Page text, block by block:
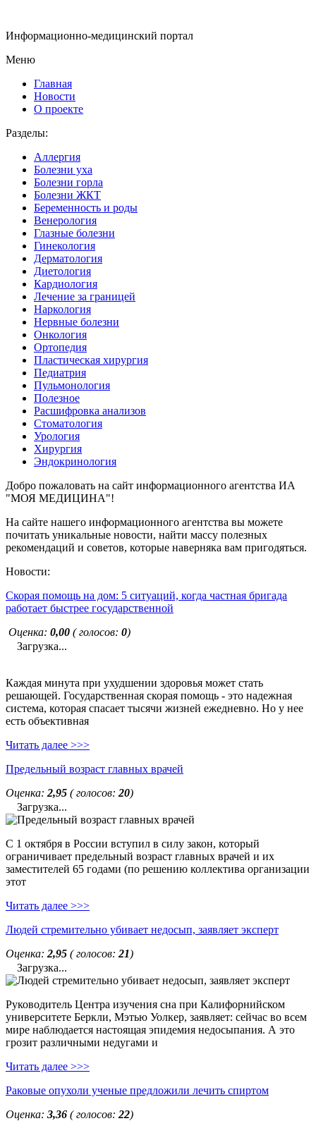
Информационно-медицинский портал
Меню
Главная
Новости
О проекте
Разделы:
Аллергия
Болезни уха
Болезни горла
Болезни ЖКТ
Беременность и роды
Венерология
Глазные болезни
Гинекология
Дерматология
Диетология
Кардиология
Лечение за границей
Наркология
Нервные болезни
Онкология
Ортопедия
Пластическая хирургия
Педиатрия
Пульмонология
Полезное
Расшифровка анализов
Стоматология
Урология
Хирургия
Эндокринология
Добро пожаловать на сайт информационного агентства ИА
"МОЯ МЕДИЦИНА"!
На сайте нашего информационного агентства вы можете
почитать уникальные новости, найти массу полезных
рекомендаций и советов, которые наверняка вам пригодяться.
Новости:
Скорая помощь на дом: 5 ситуаций, когда частная бригада
работает быстрее государственной
Оценка: 0,00 ( голосов: 0)
Загрузка...
Каждая минута при ухудшении здоровья может стать
решающей. Государственная скорая помощь - это надежная
система, которая спасает тысячи жизней ежедневно. Но у нее
есть объективная
Читать далее >>>
Предельный возраст главных врачей
Оценка: 2,95 ( голосов: 20)
Загрузка...
С 1 октября в России вступил в силу закон, который
ограничивает предельный возраст главных врачей и их
заместителей 65 годами (по решению коллектива организации
этот
Читать далее >>>
Людей стремительно убивает недосып, заявляет эксперт
Оценка: 2,95 ( голосов: 21)
Загрузка...
Руководитель Центра изучения сна при Калифорнийском
университете Беркли, Мэтью Уолкер, заявляет: сейчас во всем
мире наблюдается настоящая эпидемия недосыпания. А это
грозит различными недугами и
Читать далее >>>
Раковые опухоли ученые предложили лечить спиртом
Оценка: 3,36 ( голосов: 22)